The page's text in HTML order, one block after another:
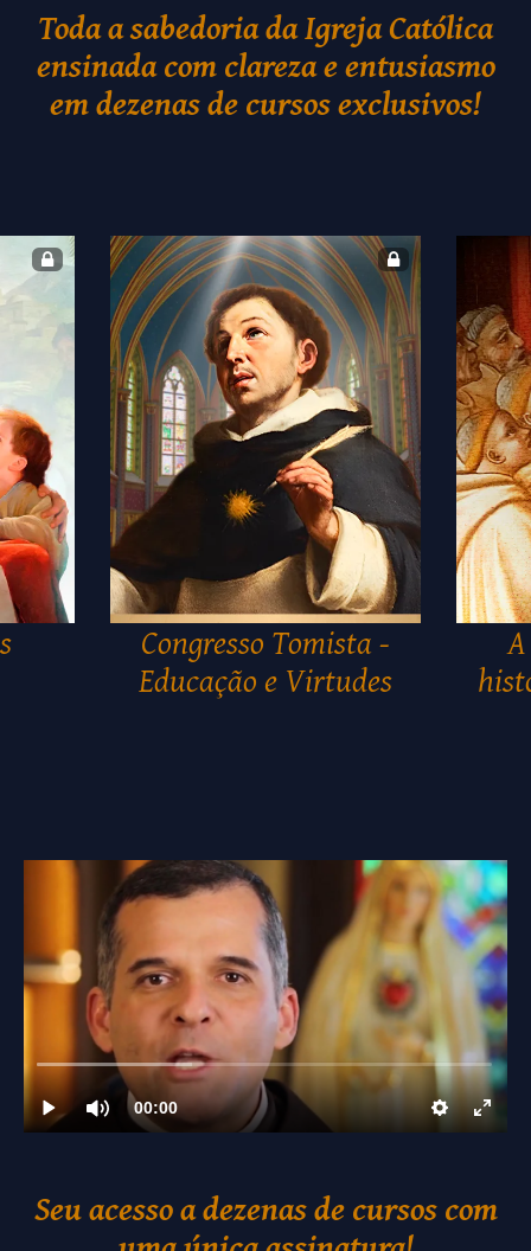
Toda a sabedoria da Igreja Católica
ensinada com clareza e entusiasmo
em dezenas de cursos exclusivos!
Congresso Tomista -
Educação e Virtudes
Seu acesso a dezenas de cursos com